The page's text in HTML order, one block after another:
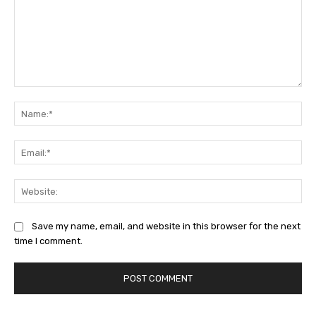
Save my name, email, and website in this browser for the next
time I comment.